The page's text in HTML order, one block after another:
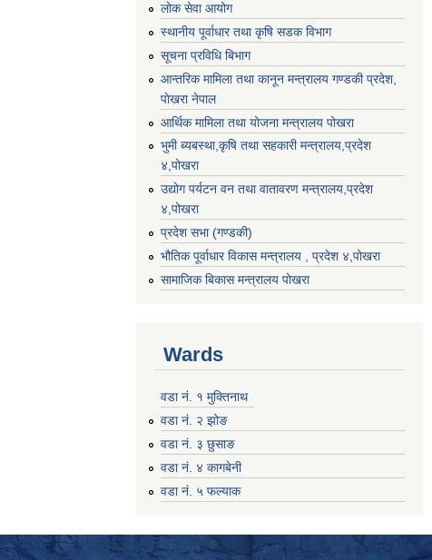
लोक सेवा आयोग
स्थानीय पूर्वाधार तथा कृषि सडक विभाग
सूचना प्रविधि बिभाग
आन्तरिक मामिला तथा कानून मन्त्रालय गण्डकी प्रदेश,
पाेखरा नेपाल
आर्थिक मामिला तथा योजना मन्त्रालय पोखरा
भुमी ब्यबस्था,कृषि तथा सहकारी मन्त्रालय,प्रदेश
४,पोखरा
उद्योग पर्यटन वन तथा वातावरण मन्त्रालय,प्रदेश
४,पोखरा
प्रदेश सभा (गण्डकी)
भौतिक पूर्वाधार विकास मन्त्रालय , प्रदेश ४,पोखरा
सामाजिक बिकास मन्त्रालय पोखरा
Wards
वडा नं. १ मुक्तिनाथ
वडा नं. २ झोङ
वडा नं. ३ छुसाङ
वडा नं. ४ कागबेनी
वडा नं. ५ फल्याक